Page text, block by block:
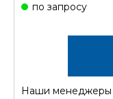
по запросу
Наши менеджеры